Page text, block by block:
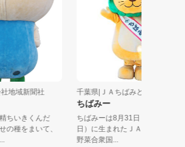
会社地域新聞社
精ちいきくんだ
せの種をまいて、
...
千葉県|ＪＡちばみどり
ちばみー
ちばみーは8月31日（野菜の
日）に生まれたＪＡちばみど
野菜合衆国...